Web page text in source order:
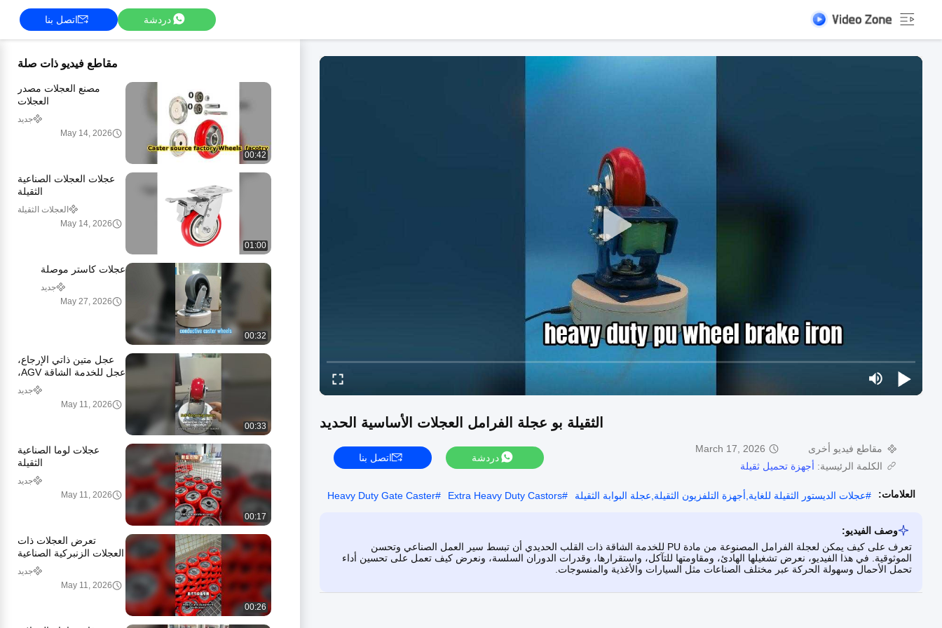
دردشة اتصل بنا
الثقيلة بو عجلة الفرامل العجلات الأساسية الحديد
مقاطع فيديو أخرى
March 17, 2026
الكلمة الرئيسية: أجهزة تحميل ثقيلة
دردشة اتصل بنا
العلامات: #عجلات الديستور الثقيلة للغاية,أجهزة التلفزيون الثقيلة,عجلة البوابة الثقيلة #
Extra Heavy Duty Castors
#
Heavy Duty Gate Caster
وصف الفيديو:
تعرف على كيف يمكن لعجلة الفرامل المصنوعة من مادة PU للخدمة الشاقة ذات القلب الحديدي أن تبسط سير العمل الصناعي وتحسن
الموثوقية. في هذا الفيديو، نعرض تشغيلها الهادئ، ومقاومتها للتآكل، واستقرارها، وقدرات الدوران السلسة، ونعرض كيف تعمل على تحسين أداء
تحمل الأحمال وسهولة الحركة عبر مختلف الصناعات مثل السيارات والأغذية والمنسوجات.
مقاطع فيديو ذات صلة
00:42
مصنع العجلات مصدر
العجلات
جديد
May 14, 2026
01:00
عجلات العجلات الصناعية
الثقيلة
العجلات الثقيلة
May 14, 2026
00:32
عجلات كاستر موصلة
جديد
May 27, 2026
00:33
عجل متين ذاتي الإرجاع،
عجل للخدمة الشاقة AGV،
وضع توجيه متكيف، معدات
طبية
جديد
May 11, 2026
00:17
عجلات لوما الصناعية
الثقيلة
جديد
May 11, 2026
00:26
تعرض العجلات ذات
العجلات الزنبركية الصناعية
شديدة التحمل وحالة
ورشة العمل
جديد
May 11, 2026